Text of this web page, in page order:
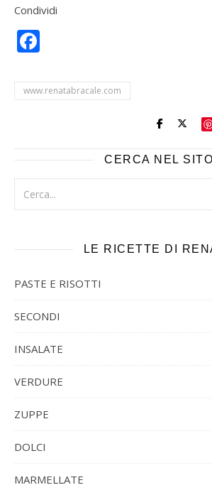
Condividi
www.renatabracale.com
CERCA NEL SITO
LE RICETTE DI
PASTE E RISOTTI
SECONDI
INSALATE
VERDURE
ZUPPE
DOLCI
MARMELLATE